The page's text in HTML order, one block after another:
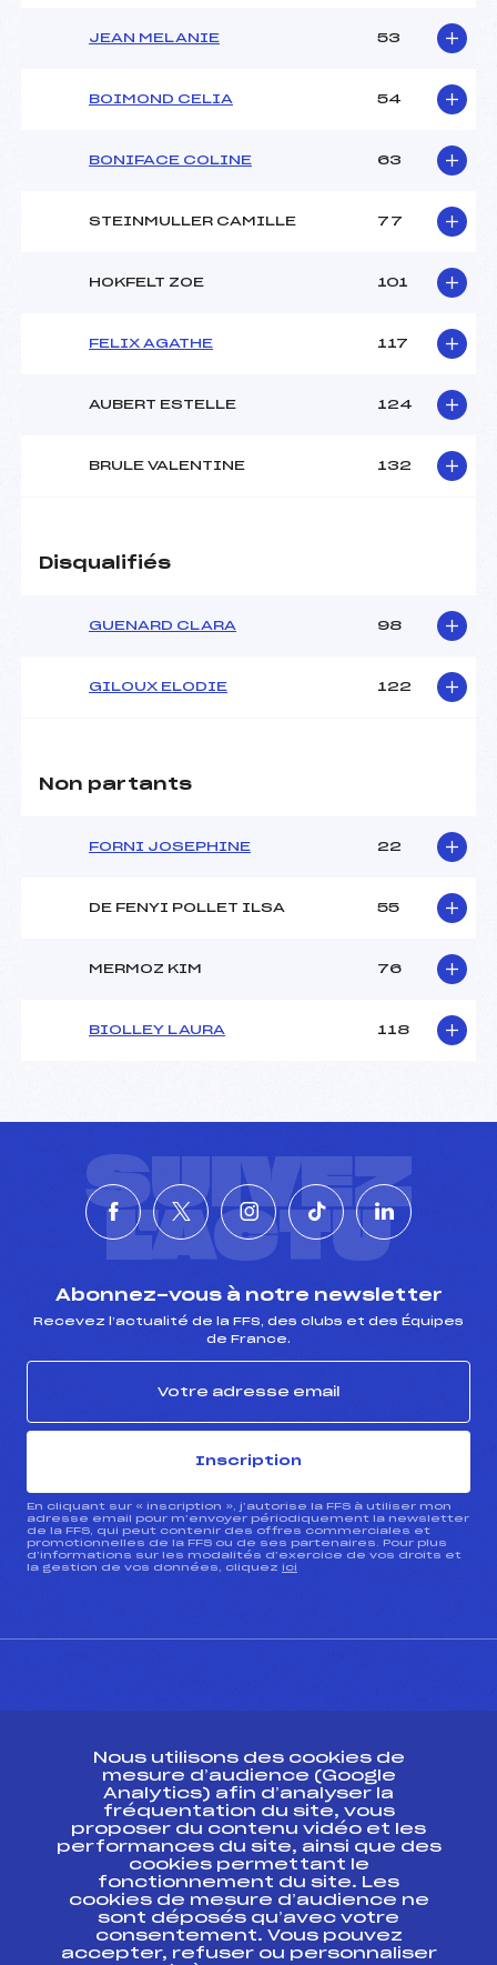
JEAN MELANIE 53
BOIMOND CELIA 54
BONIFACE COLINE 63
STEINMULLER CAMILLE 77
HOKFELT ZOE 101
FELIX AGATHE 117
AUBERT ESTELLE 124
BRULE VALENTINE 132
Disqualifiés
GUENARD CLARA 98
GILOUX ELODIE 122
Non partants
FORNI JOSEPHINE 22
DE FENYI POLLET ILSA 55
MERMOZ KIM 76
BIOLLEY LAURA 118
SUIVEZ
L'ACTU
Abonnez-vous à notre newsletter
Recevez l’actualité de la FFS, des clubs et des Équipes
de France.
Inscription
En cliquant sur « inscription », j’autorise la FFS à utiliser mon
adresse email pour m’envoyer périodiquement la newsletter
de la FFS, qui peut contenir des offres commerciales et
promotionnelles de la FFS ou de ses partenaires. Pour plus
d’informations sur les modalités d’exercice de vos droits et
la gestion de vos données, cliquez ici
Ressources
Pass’Neige
Projet sportif fédéral
Projet de performance fédéral
Antidopage
Pôle Développement, Formation, Suivi
Nous utilisons des cookies de
mesure d’audience (Google
Analytics) afin d’analyser la
fréquentation du site, vous
proposer du contenu vidéo et les
performances du site, ainsi que des
cookies permettant le
fonctionnement du site. Les
cookies de mesure d’audience ne
sont déposés qu’avec votre
consentement. Vous pouvez
accepter, refuser ou personnaliser